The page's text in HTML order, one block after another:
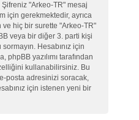
"Arkeo-TR" mesaj
için gerekmektedir, ayrıca
hiç bir surette "Arkeo-TR"
veya bir diğer 3. parti kişi
Hesabınız için
phpBB yazılımı tarafından
kullanabilirsiniz. Bu
e-posta adresinizi soracak,
için istenen yeni bir